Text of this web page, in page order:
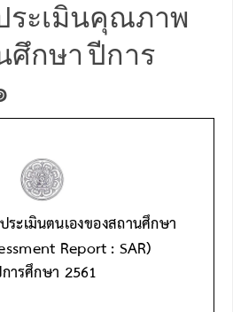
ประเมินคุณภาพ
ศึกษา ปีการ